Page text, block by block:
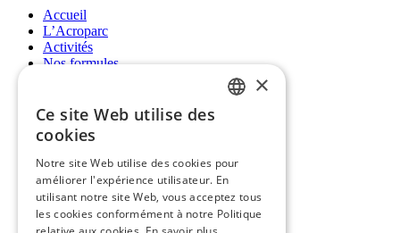
Accueil
L’Acroparc
Activités
Nos formules
Familles / Enfants
Centre de loisirs / Scolaires
Professionnels
Infos pratiques
×
Ce site Web utilise des
cookies
Notre site Web utilise des cookies pour
améliorer l'expérience utilisateur. En
utilisant notre site Web, vous acceptez tous
les cookies conformément à notre Politique